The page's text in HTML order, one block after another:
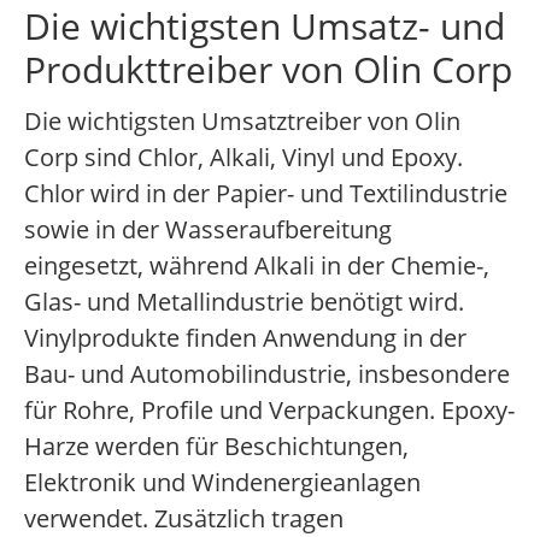
Die wichtigsten Umsatz- und
Produkttreiber von Olin Corp
Die wichtigsten Umsatztreiber von Olin
Corp sind Chlor, Alkali, Vinyl und Epoxy.
Chlor wird in der Papier- und Textilindustrie
sowie in der Wasseraufbereitung
eingesetzt, während Alkali in der Chemie-,
Glas- und Metallindustrie benötigt wird.
Vinylprodukte finden Anwendung in der
Bau- und Automobilindustrie, insbesondere
für Rohre, Profile und Verpackungen. Epoxy-
Harze werden für Beschichtungen,
Elektronik und Windenergieanlagen
verwendet. Zusätzlich tragen